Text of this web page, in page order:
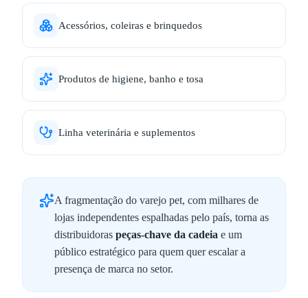
Acessórios, coleiras e brinquedos
Produtos de higiene, banho e tosa
Linha veterinária e suplementos
A fragmentação do varejo pet, com milhares de
lojas independentes espalhadas pelo país, torna as
distribuidoras peças-chave da cadeia e um
público estratégico para quem quer escalar a
presença de marca no setor.